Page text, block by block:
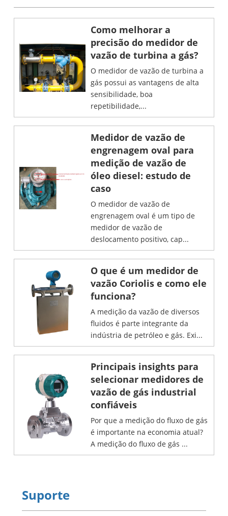
Como melhorar a
precisão do medidor de
vazão de turbina a gás?
O medidor de vazão de turbina a
gás possui as vantagens de alta
sensibilidade, boa
repetibilidade,...
Medidor de vazão de
engrenagem oval para
medição de vazão de
óleo diesel: estudo de
caso
O medidor de vazão de
engrenagem oval é um tipo de
medidor de vazão de
deslocamento positivo, cap...
O que é um medidor de
vazão Coriolis e como ele
funciona?
A medição da vazão de diversos
fluidos é parte integrante da
indústria de petróleo e gás. Exi...
Principais insights para
selecionar medidores de
vazão de gás industrial
confiáveis
Por que a medição do fluxo de gás
é importante na economia atual?
A medição do fluxo de gás ...
Suporte